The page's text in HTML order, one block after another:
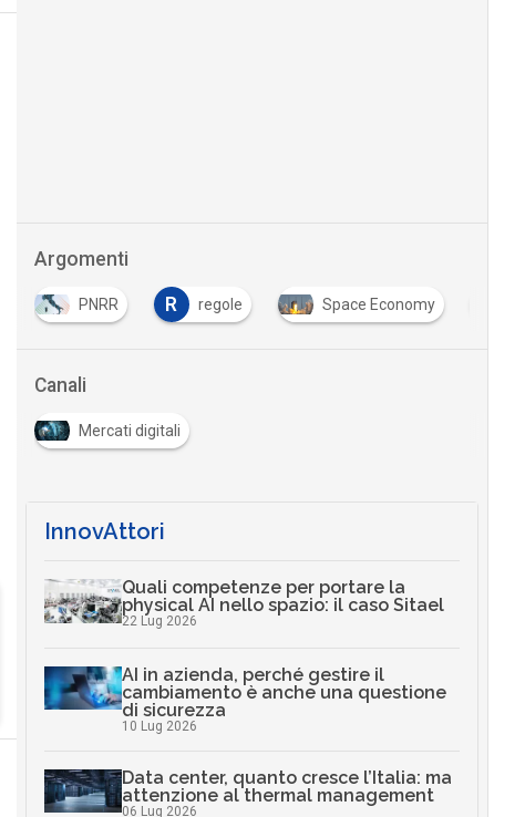
Argomenti
PNRR R regole Space Economy
Canali
Mercati digitali
InnovAttori
Quali competenze per portare la
physical AI nello spazio: il caso Sitael
22 Lug 2026
AI in azienda, perché gestire il
cambiamento è anche una questione
di sicurezza
10 Lug 2026
Data center, quanto cresce l’Italia: ma
attenzione al thermal management
06 Lug 2026